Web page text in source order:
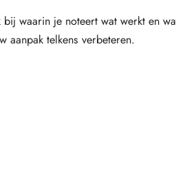
waarin je noteert wat werkt en
aanpak telkens verbeteren.